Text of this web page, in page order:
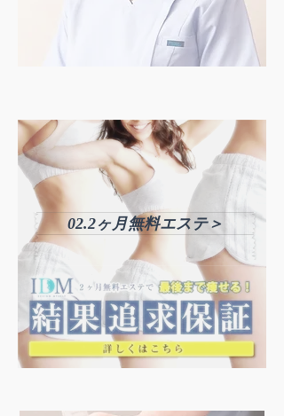
02.2ヶ月無料エステ＞